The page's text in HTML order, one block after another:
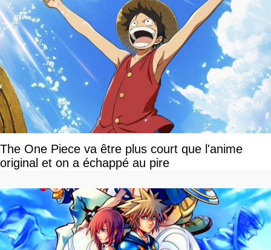
The One Piece va être plus court que l'anime
original et on a échappé au pire